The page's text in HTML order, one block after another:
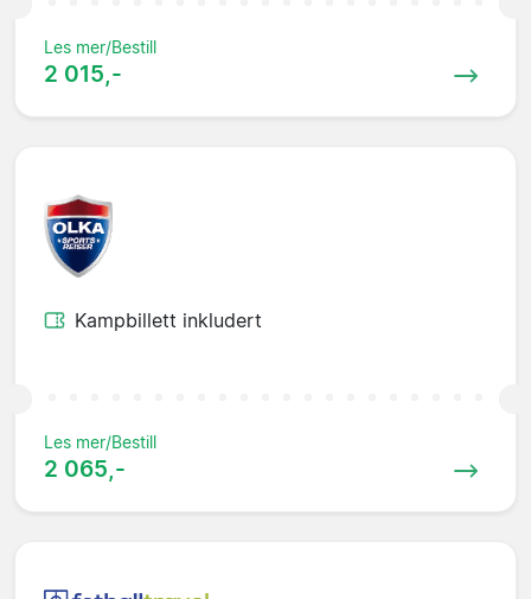
Les mer/Bestill
2 015,-
Kampbillett inkludert
Les mer/Bestill
2 065,-